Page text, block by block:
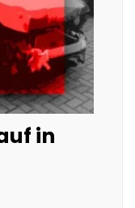
in